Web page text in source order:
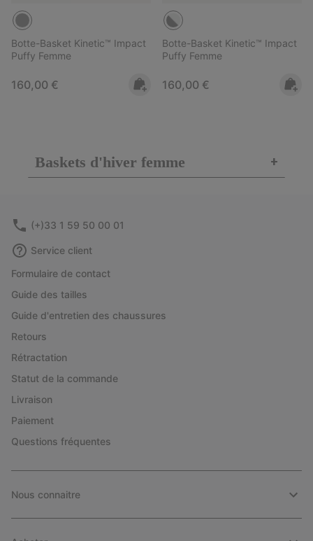
Botte-Basket Kinetic™ Impact
Puffy Femme
Regular price:
160,00 €
Botte-Basket Kinetic™ Impact
Puffy Femme
Regular price:
160,00 €
Baskets d'hiver femme +
(+)33 1 59 50 00 01
Service client
Formulaire de contact
Guide des tailles
Guide d'entretien des chaussures
Retours
Rétractation
Statut de la commande
Livraison
Paiement
Questions fréquentes
Nous connaitre